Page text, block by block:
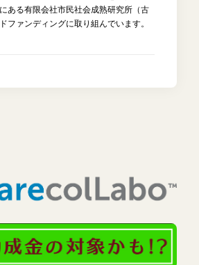
ある有限会社市民社会成熟研究所（古
ファンディングに取り組んでいます。